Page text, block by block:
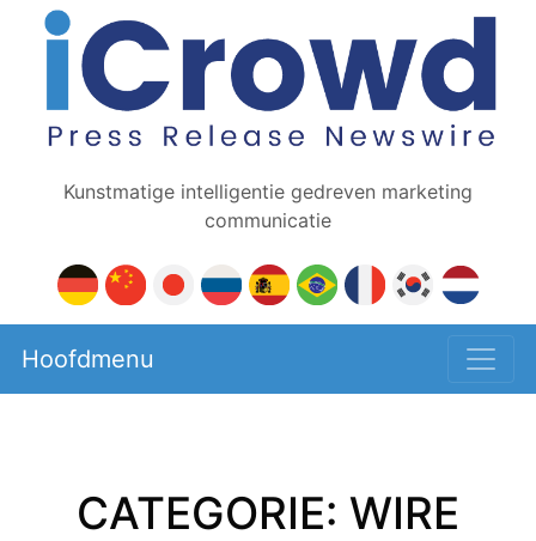
Kunstmatige intelligentie gedreven marketing
communicatie
Hoofdmenu
CATEGORIE: WIRE